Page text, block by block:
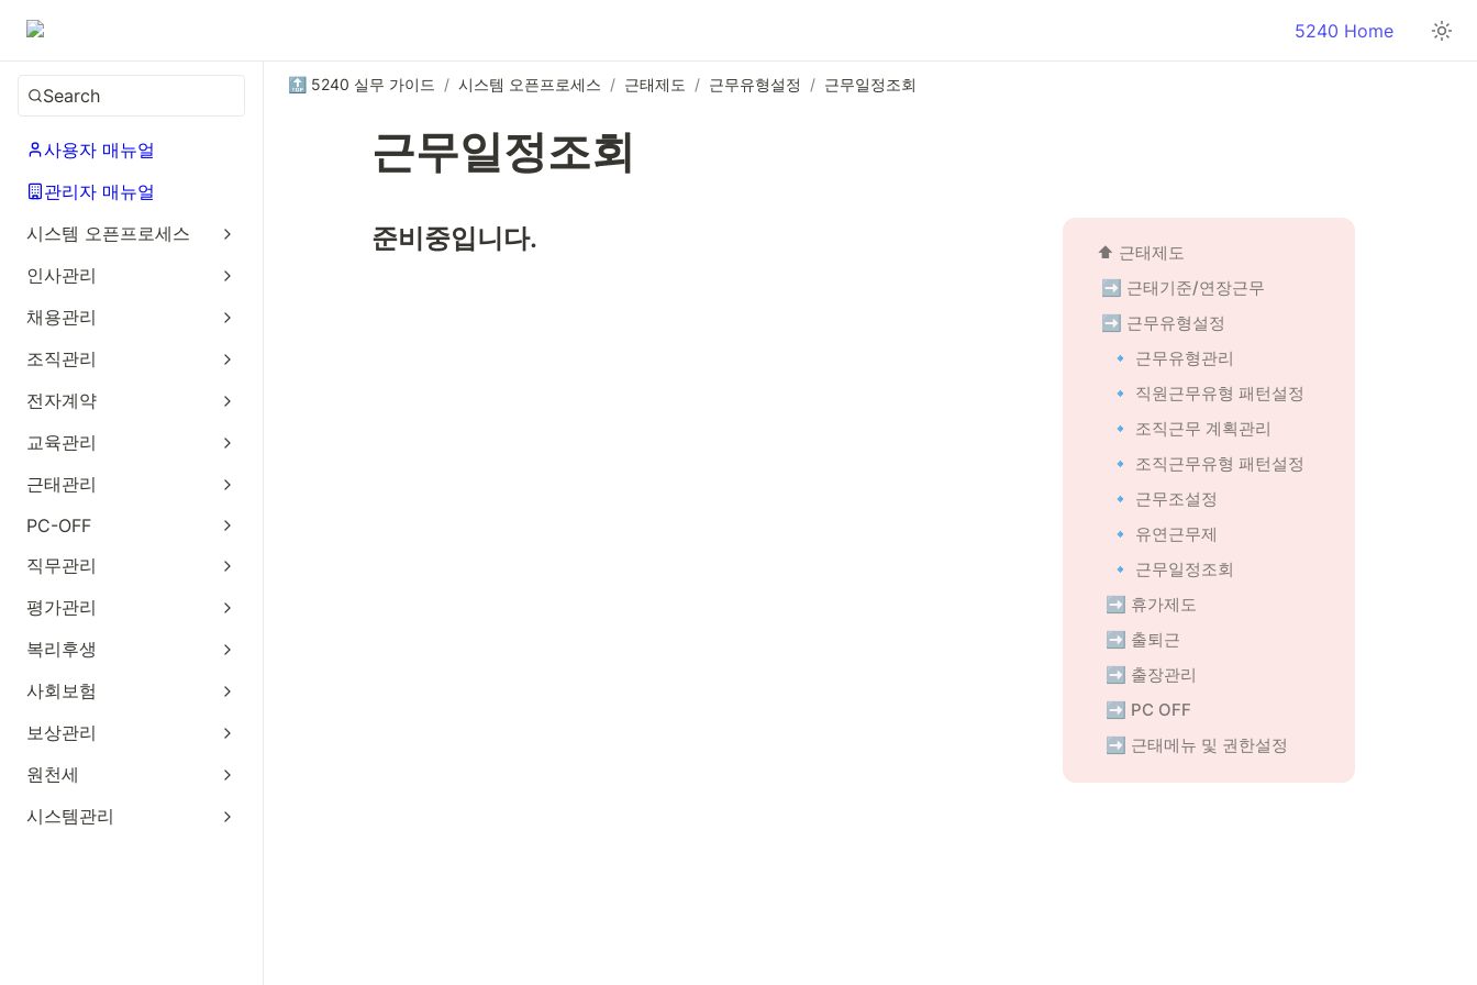
5240 Home
Search
사용자 매뉴얼
관리자 매뉴얼
시스템 오픈프로세스
인사관리
채용관리
조직관리
전자계약
교육관리
근태관리
PC-OFF
직무관리
평가관리
복리후생
사회보험
보상관리
원천세
시스템관리
🔝 5240 실무 가이드 / 시스템 오픈프로세스 / 근태제도 / 근무유형설정 / 근무일정조회
근무일정조회
준비중입니다.
⬆️ 근태제도
➡️ 근태기준/연장근무
➡️ 근무유형설정
🔹 근무유형관리
🔹 직원근무유형 패턴설정
🔹 조직근무 계획관리
🔹 조직근무유형 패턴설정
🔹 근무조설정
🔹 유연근무제
🔹 근무일정조회
➡️ 휴가제도
➡️ 출퇴근
➡️ 출장관리
➡️ PC OFF
➡️ 근태메뉴 및 권한설정